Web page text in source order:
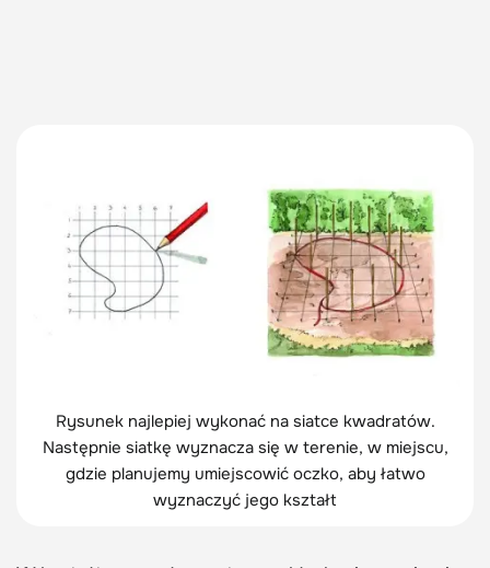
Rysunek najlepiej wykonać na siatce kwadratów.
Następnie siatkę wyznacza się w terenie, w miejscu,
gdzie planujemy umiejscowić oczko, aby łatwo
wyznaczyć jego kształt